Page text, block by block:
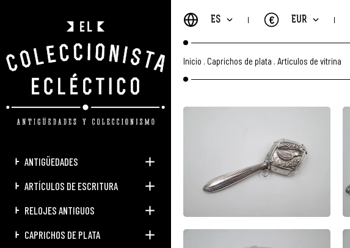
ANTIGÜEDADES
ARTÍCULOS DE ESCRITURA
RELOJES ANTIGUOS
CAPRICHOS DE PLATA
ES EUR
€
Inicio Caprichos de plata Artículos de vitrina